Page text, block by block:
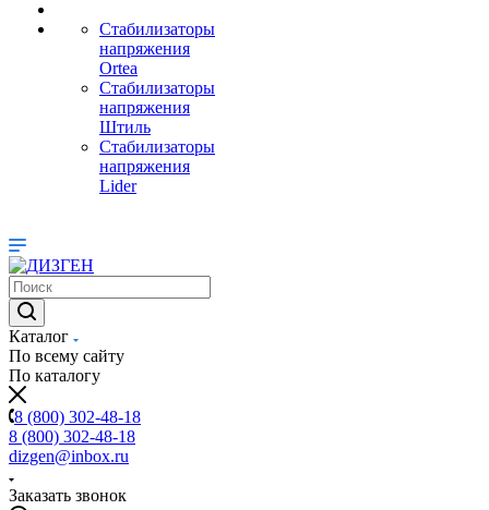
Стабилизаторы
напряжения
Ortea
Стабилизаторы
напряжения
Штиль
Стабилизаторы
напряжения
Lider
Каталог
По всему сайту
По каталогу
8 (800) 302-48-18
8 (800) 302-48-18
dizgen@inbox.ru
Заказать звонок